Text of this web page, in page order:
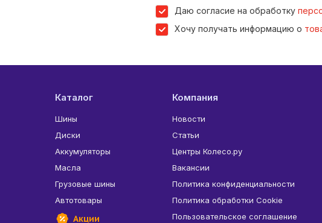
Даю согласие на обработку
Хочу получать информацию о
Каталог
Шины
Диски
Аккумуляторы
Масла
Грузовые шины
Автотовары
Акции
Компания
Новости
Статьи
Центры Колесо.ру
Вакансии
Политика конфиденциальности
Политика обработки Cookie
Пользовательское соглашение